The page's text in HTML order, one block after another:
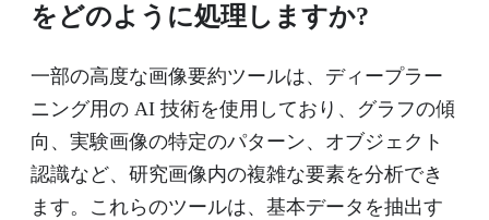
をどのように処理しますか?
一部の高度な画像要約ツールは、ディープラー
ニング用の AI 技術を使用しており、グラフの傾
向、実験画像の特定のパターン、オブジェクト
認識など、研究画像内の複雑な要素を分析でき
ます。これらのツールは、基本データを抽出す